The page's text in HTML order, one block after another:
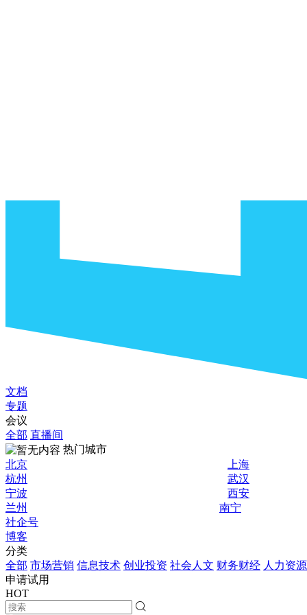
文档
专题
会议
全部 直播间
热门城市
北京
上海
杭州
武汉
宁波
西安
兰州
南宁
社企号
博客
分类
全部 市场营销 信息技术 创业投资 社会人文 财务财经 人力资源
申请试用
HOT